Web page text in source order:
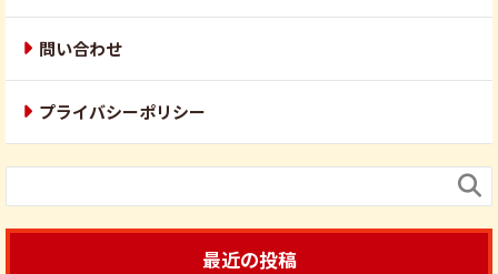
問い合わせ
プライバシーポリシー

最近の投稿